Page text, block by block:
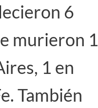
6
murieron 1
1 en
También